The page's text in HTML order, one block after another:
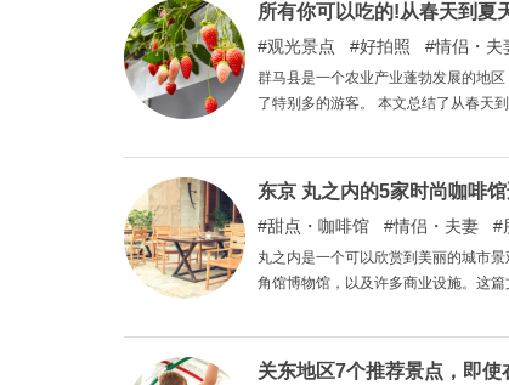
所有你可以吃的!从春天到夏
观光景点 好拍照 情侣・夫
群马县是一个农业产业蓬勃发展的地
了特别多的游客。 本文总结了从春天
东京 丸之内的5家时尚咖啡馆
甜点・咖啡馆 情侣・夫妻
丸之内是一个可以欣赏到美丽的城市
角馆博物馆，以及许多商业设施。这
关东地区7个推荐景点，即使